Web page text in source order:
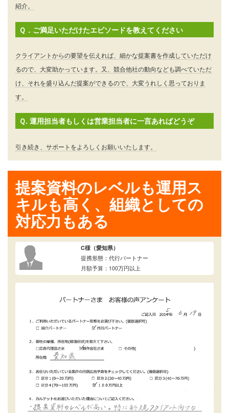
紹介。
Ｑ．ご満足いただけたエピソードを教えてください
クライアントからの要望を伝えれば、細かな提案書を作成していただけ
るので、大変助かっています。又、競合他社の動向なども調べていただ
け、それを盛り込んだ提案ができるので、大変うれしく思っておりま
す。
Ｑ. 運用担当者もしくは営業担当者に一言あればどうぞ
引き続き、サポートをよろしくお願いいたします。
提案資料のレベルも運用ス
キルも高く、組織としての
対応力もある
C様（愛知県）
提携形態：代行パートナー
月額予算：100万円以上